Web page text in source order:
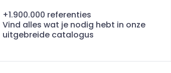
+1.900.000 referenties
Vind alles wat je nodig hebt in onze
uitgebreide catalogus